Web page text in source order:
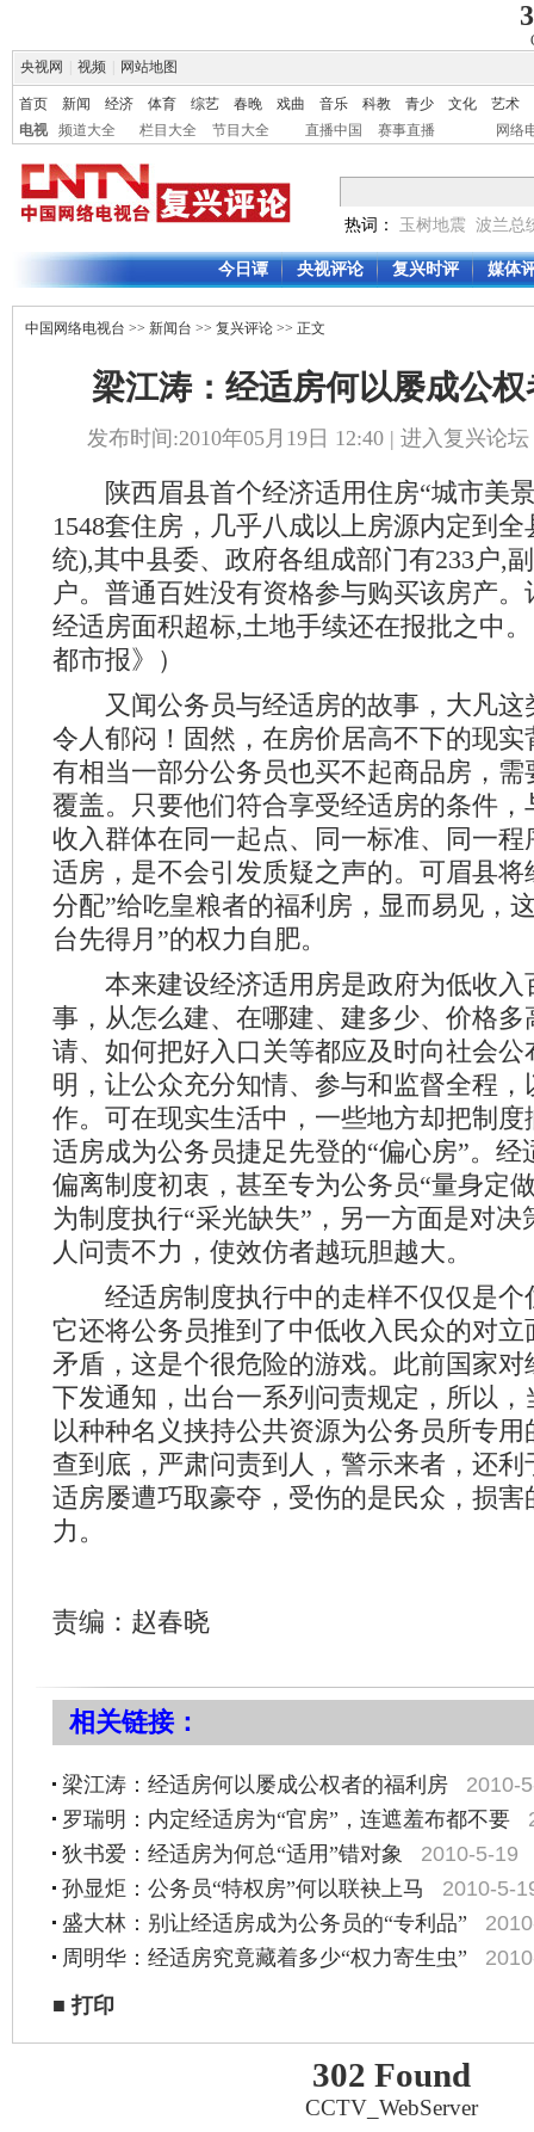
央视网
视频 网站地图
首页 新闻 经济 体育 综艺 春晚 戏曲 音乐 科教 青少 文化
艺术
电视
频道大全 栏目大全 节目大全 直播中国 赛事直播 网络
热词： 玉树地震 波兰总
今日谭 央视评论 复兴时评 媒体
中国网络电视台 >> 新闻台 >> 复兴评论 >> 正文
梁江涛：经适房何以屡成公
发布时间:2010年05月19日 12:40 | 进入复兴论坛
陕西眉县首个经济适用住房“城市美景
1548套住房，几乎八成以上房源内定到全
统),其中县委、政府各组成部门有233户,
户。普通百姓没有资格参与购买该房产
经适房面积超标,土地手续还在报批之中
都市报》）
又闻公务员与经适房的故事，大凡这
令人郁闷！固然，在房价居高不下的现实
有相当一部分公务员也买不起商品房，需
覆盖。只要他们符合享受经适房的条件，
收入群体在同一起点、同一标准、同一程
适房，是不会引发质疑之声的。可眉县将
分配”给吃皇粮者的福利房，显而易见，
台先得月”的权力自肥。
本来建设经济适用房是政府为低收入
事，从怎么建、在哪建、建多少、价格多
请、如何把好入口关等都应及时向社会公
明，让公众充分知情、参与和监督全程，
作。可在现实生活中，一些地方却把制度
适房成为公务员捷足先登的“偏心房”。经
偏离制度初衷，甚至专为公务员“量身定
为制度执行“采光缺失”，另一方面是对决
人问责不力，使效仿者越玩胆越大。
经适房制度执行中的走样不仅仅是个
它还将公务员推到了中低收入民众的对立
矛盾，这是个很危险的游戏。此前国家对
下发通知，出台一系列问责规定，所以，
以种种名义挟持公共资源为公务员所专
查到底，严肃问责到人，警示来者，还利
适房屡遭巧取豪夺，受伤的是民众，损害
力。
责编：赵春晓
相关链接：
梁江涛：经适房何以屡成公权者的福利房 2010-
罗瑞明：内定经适房为“官房”，连遮羞布都不要
狄书爱：经适房为何总“适用”错对象 2010-5-19
孙显炬：公务员“特权房”何以联袂上马 2010-5-
盛大林：别让经适房成为公务员的“专利品”
周明华：经适房究竟藏着多少“权力寄生虫”
■打印
302 Found
CCTV_WebServer